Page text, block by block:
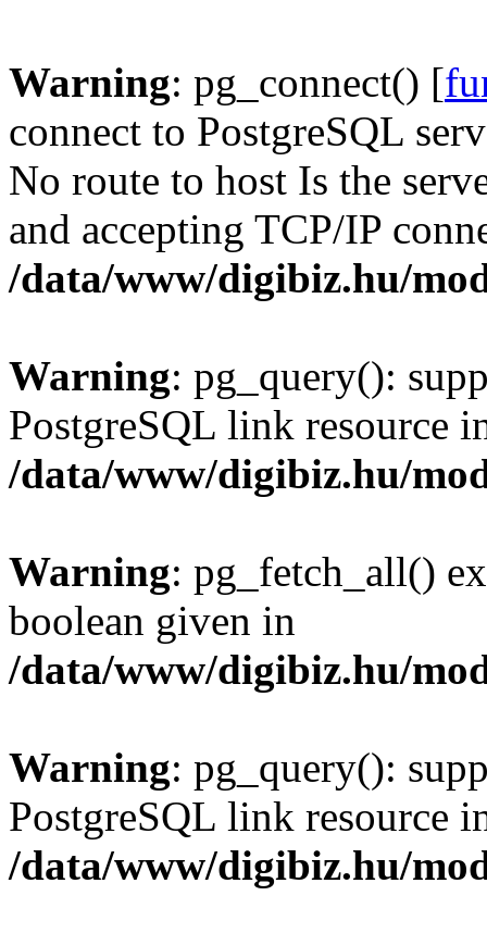
Warning: pg_connect() [
connect to PostgreSQL
No route to host Is the
and accepting TCP/IP
/data/www/digibiz.hu/
Warning: pg_query():
PostgreSQL link resource
/data/www/digibiz.hu/
Warning: pg_fetch_all()
boolean given in
/data/www/digibiz.hu/
Warning: pg_query():
PostgreSQL link resource
/data/www/digibiz.hu/